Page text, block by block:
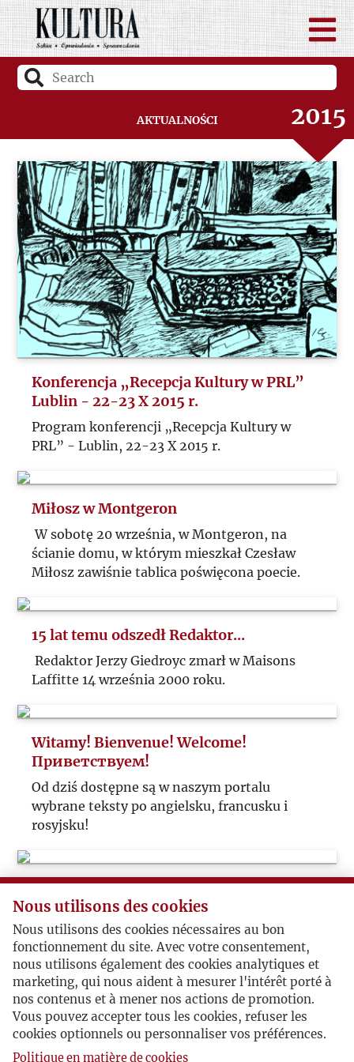
Aktualności
2017
2016
2015
2014
Konferencja „Recepcja Kultury w PRL”
Lublin - 22-23 X 2015 r.
Program konferencji „Recepcja Kultury w
PRL” - Lublin, 22-23 X 2015 r.
Miłosz w Montgeron
W sobotę 20 września, w Montgeron, na
ścianie domu, w którym mieszkał Czesław
Miłosz zawiśnie tablica poświęcona poecie.
15 lat temu odszedł Redaktor...
Redaktor Jerzy Giedroyc zmarł w Maisons
Laffitte 14 września 2000 roku.
Witamy! Bienvenue! Welcome!
Приветствуем!
Od dziś dostępne są w naszym portalu
wybrane teksty po angielsku, francusku i
rosyjsku!
Z okazji 109 rocznicy...
Z okazji 109 rocznicy urodzin Jerzego
Giedroycia - do obejrzenia film Ignacego
Szczepańskiego.
Album Polskiej Marynarki Wojennej
Od pierwszej do ostatniej salwy w drugiej
Nous utilisons des cookies
Nous utilisons des cookies nécessaires au bon
fonctionnement du site. Avec votre consentement,
nous utilisons également des cookies analytiques et
marketing, qui nous aident à mesurer l'intérêt porté à
nos contenus et à mener nos actions de promotion.
Vous pouvez accepter tous les cookies, refuser les
cookies optionnels ou personnaliser vos préférences.
Politique en matière de cookies